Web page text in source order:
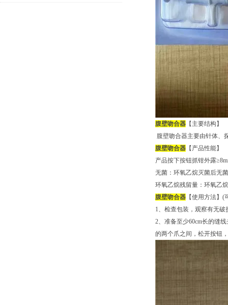
腹壁吻合器 【主要结构】
腹壁吻合器主要由针体、
腹壁吻合器 【产品性能】
产品按下按钮抓钳外露
无菌：环氧乙烷灭菌后无菌
环氧乙烷残留量：环氧乙
腹壁吻合器 【使用方法】
1、检查包装，观察有无
2、准备至少60cm长的缝
的两个爪之间，松开按钮